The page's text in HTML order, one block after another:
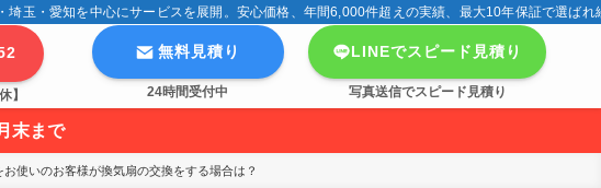
玉・愛知を中心にサービスを展開。安心価格、年間6,000件超えの実績、最大10年保証で選ばれ
】
無料見積り
24時間受付中
LINEでスピード見積り
写真送信でスピード見積り
末まで
使いのお客様が換気扇の交換をする場合は？